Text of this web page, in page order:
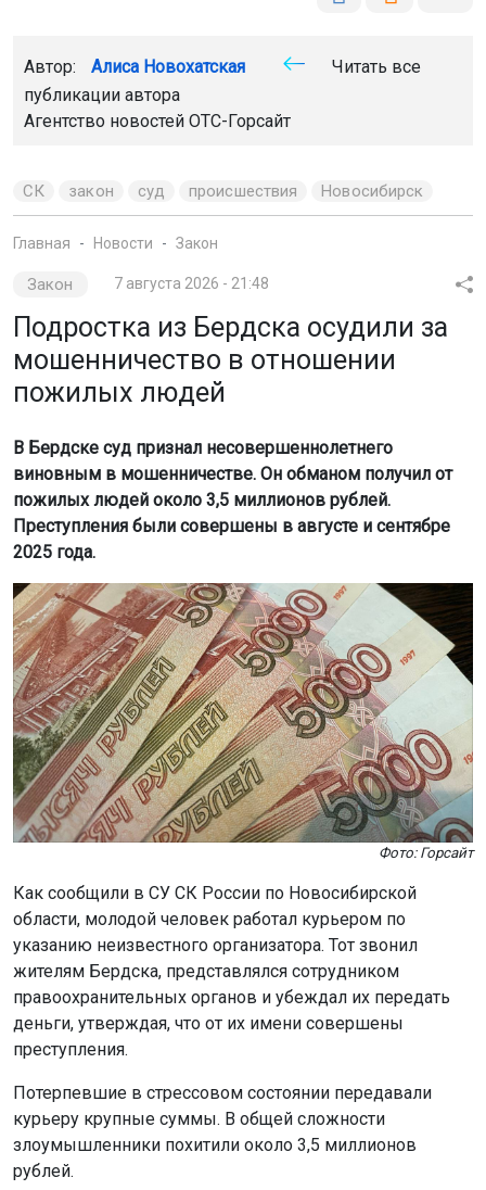
Автор: Алиса Новохатская
Читать все
публикации автора
Агентство новостей ОТС-Горсайт
СК закон суд происшествия Новосибирск
Главная Новости Закон
Закон 7 августа 2026 - 21:48
Подростка из Бердска осудили за
мошенничество в отношении
пожилых людей
В Бердске суд признал несовершеннолетнего
виновным в мошенничестве. Он обманом получил от
пожилых людей около 3,5 миллионов рублей.
Преступления были совершены в августе и сентябре
2025 года.
Фото: Горсайт
Как сообщили в СУ СК России по Новосибирской
области, молодой человек работал курьером по
указанию неизвестного организатора. Тот звонил
жителям Бердска, представлялся сотрудником
правоохранительных органов и убеждал их передать
деньги, утверждая, что от их имени совершены
преступления.
Потерпевшие в стрессовом состоянии передавали
курьеру крупные суммы. В общей сложности
злоумышленники похитили около 3,5 миллионов
рублей.